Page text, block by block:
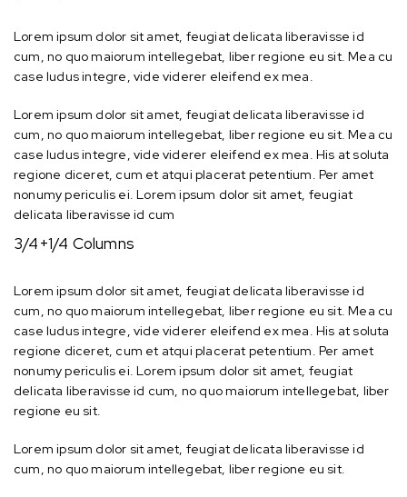
Lorem ipsum dolor sit amet, feugiat delicata liberavisse id
cum, no quo maiorum intellegebat, liber regione eu sit. Mea cu
case ludus integre, vide viderer eleifend ex mea.
Lorem ipsum dolor sit amet, feugiat delicata liberavisse id
cum, no quo maiorum intellegebat, liber regione eu sit. Mea cu
case ludus integre, vide viderer eleifend ex mea. His at soluta
regione diceret, cum et atqui placerat petentium. Per amet
nonumy periculis ei. Lorem ipsum dolor sit amet, feugiat
delicata liberavisse id cum
3/4+1/4 Columns
Lorem ipsum dolor sit amet, feugiat delicata liberavisse id
cum, no quo maiorum intellegebat, liber regione eu sit. Mea cu
case ludus integre, vide viderer eleifend ex mea. His at soluta
regione diceret, cum et atqui placerat petentium. Per amet
nonumy periculis ei. Lorem ipsum dolor sit amet, feugiat
delicata liberavisse id cum, no quo maiorum intellegebat, liber
regione eu sit.
Lorem ipsum dolor sit amet, feugiat delicata liberavisse id
cum, no quo maiorum intellegebat, liber regione eu sit.